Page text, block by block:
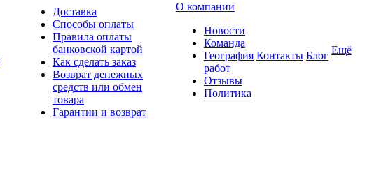
Доставка
Способы оплаты
Правила оплаты
банковской картой
Как сделать заказ
Возврат денежных
средств или обмен
товара
Гарантии и возврат
О компании
Новости
Команда
География
работ
Отзывы
Политика
Контакты Блог Ещё